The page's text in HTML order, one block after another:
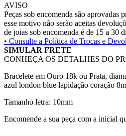
AVISO
Peças sob encomenda são aprovadas
esse motivo não serão aceitas
de joias sob encomenda é de 15 a 30
• Consulte a Política de Trocas e
SIMULAR FRETE
CONHEÇA OS DETALHES DO
Bracelete em Ouro 18k ou Prata,
azul london blue lapidação coração
Tamanho letra: 10mm
Encomende a sua peça com a inicial